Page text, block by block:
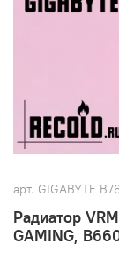
арт. GIGABYTE
Радиатор
GAMING,